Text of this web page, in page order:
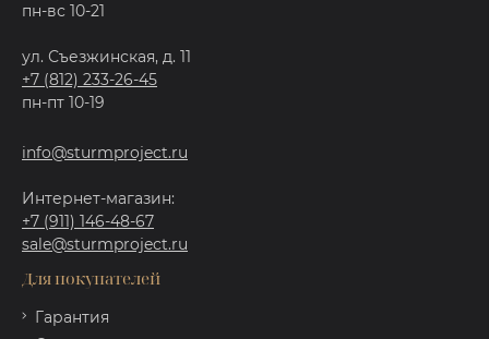
пн-вс 10-21
ул. Съезжинская, д. 11
+7 (812) 233-26-45
пн-пт 10-19
info@sturmproject.ru
Интернет-магазин:
+7 (911) 146-48-67
sale@sturmproject.ru
Для покупателей
Гарантия